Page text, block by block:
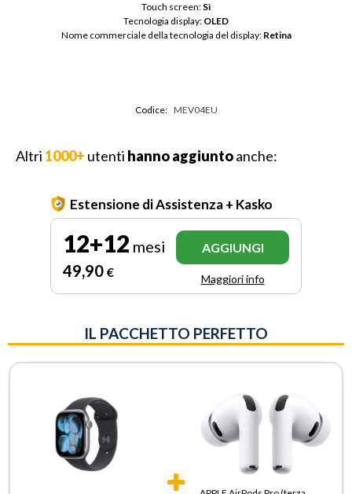
Touch screen: Sì
Tecnologia display: OLED
Nome commerciale della tecnologia del display: Retina
Codice: MEV04EU
Altri 1000+ utenti hanno aggiuntoanche:
Estensione di Assistenza + Kasko
12+12 mesi
49,90 €
AGGIUNGI
Maggiori info
IL PACCHETTO PERFETTO